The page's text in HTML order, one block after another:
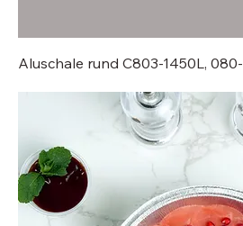
Aluschale rund C803-1450L,